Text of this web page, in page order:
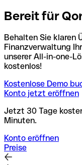
Bereit für
Behalten Sie klaren
Finanzverwaltung
unserer All-in-one-
kostenlos!
Kostenlose Demo
Konto jetzt eröffnen
Jetzt 30 Tage
Minuten.
Konto eröffnen
Preise